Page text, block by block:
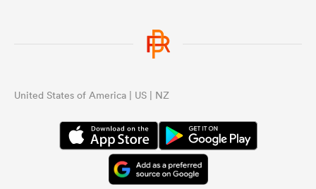
United States of America | US | NZ